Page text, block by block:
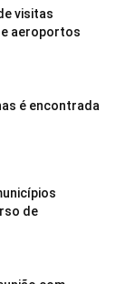
visitas
aeroportos
é encontrada
de